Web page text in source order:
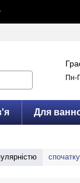
Пн-
Для